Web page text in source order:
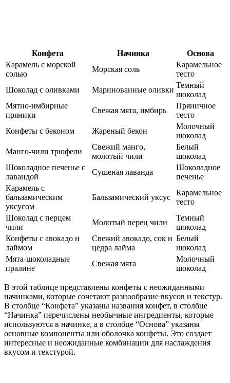
Конфета Начинка
Основа
Карамель с морской
солью
Морская соль
Карамельное
тесто
Шоколад с оливками
Маринованные оливки
Темный
шоколад
Мятно-имбирные
пряники
Свежая мята, имбирь
Пряничное
тесто
Конфеты с беконом
Жареный бекон
Молочный
шоколад
Манго-чили трюфели
Свежий манго,
молотый чили
Белый
шоколад
Шоколадное печенье с
лавандой
Сушеная лаванда
Шоколадное
печенье
Карамель с
бальзамическим
уксусом
Бальзамический уксус
Карамельное
тесто
Шоколад с перцем
чили
Молотый перец чили
Темный
шоколад
Конфеты с авокадо и
лаймом
Свежий авокадо, сок и
цедра лайма
Белый
шоколад
Мята-шоколадные
пралине
Свежая мята
Молочный
шоколад
В этой таблице представлены конфеты с неожиданными
начинками, которые сочетают разнообразие вкусов и текстур.
В столбце “Конфета” указаны названия конфет, в столбце
“Начинка” перечислены необычные ингредиенты, которые
используются в начинке, а в столбце “Основа” указаны
основные компоненты или оболочка конфеты. Это создает
интересные и неожиданные комбинации для наслаждения
вкусом и текстурой.